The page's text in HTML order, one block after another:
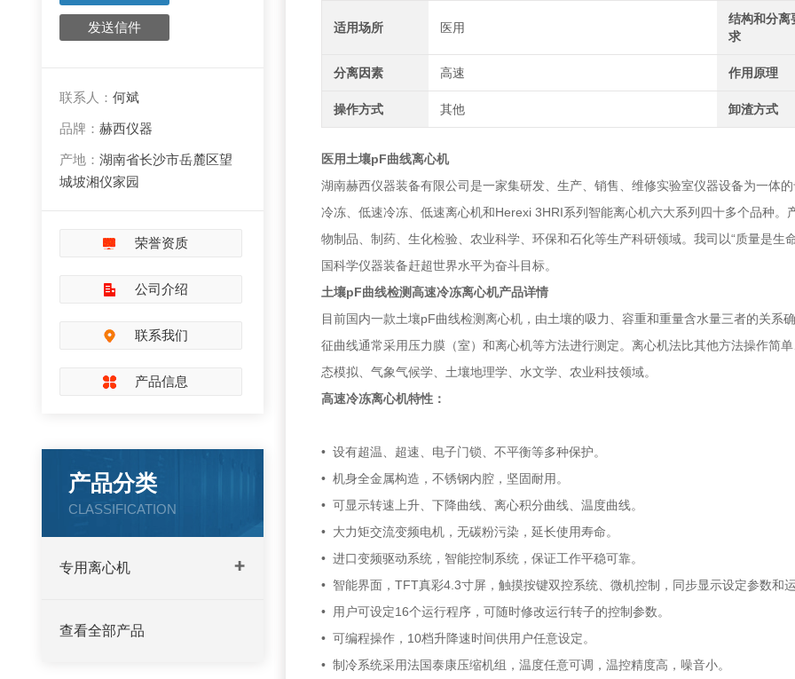
适用场所 医用
结构和分离
求
分离因素 高速 作用原理
操作方式 其他 卸渣方式
医用土壤pF曲线离心机
湖南赫西仪器装备有限公司是一家集研发、生产、销售、维修实验室仪器设备为一体
冷冻、低速冷冻、低速离心机和Herexi 3HRI系列智能离心机六大系列四十多个品种
物制品、制药、生化检验、农业科学、环保和石化等生产科研领域。我司以“质量是生
国科学仪器装备赶超世界水平为奋斗目标。
土壤pF曲线检测高速冷冻离心机产品详情
目前国内一款土壤pF曲线检测离心机，由土壤的吸力、容重和重量含水量三者的关系
征曲线通常采用压力膜（室）和离心机等方法进行测定。离心机法比其他方法操作简
态模拟、气象气候学、土壤地理学、水文学、农业科技领域。
高速冷冻离心机特性：
• 设有超温、超速、电子门锁、不平衡等多种保护。
• 机身全金属构造，不锈钢内腔，坚固耐用。
• 可显示转速上升、下降曲线、离心积分曲线、温度曲线。
• 大力矩交流变频电机，无碳粉污染，延长使用寿命。
• 进口变频驱动系统，智能控制系统，保证工作平稳可靠。
• 智能界面，TFT真彩4.3寸屏，触摸按键双控系统、微机控制，同步显示设定参数和运
• 用户可设定16个运行程序，可随时修改运行转子的控制参数。
• 可编程操作，10档升降速时间供用户任意设定。
• 制冷系统采用法国泰康压缩机组，温度任意可调，温控精度高，噪音小。
发送信件
联系人：何斌
品牌：赫西仪器
产地：湖南省长沙市岳麓区望
城坡湘仪家园
荣誉资质
公司介绍
联系我们
产品信息
产品分类
CLASSIFICATION
专用离心机
查看全部产品